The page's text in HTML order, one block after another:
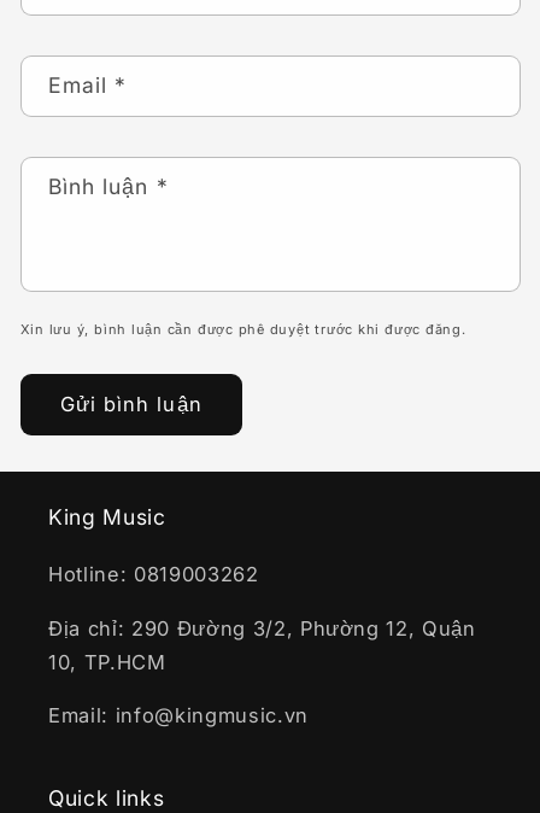
Email *
Bình luận *
Xin lưu ý, bình luận cần được phê duyệt trước khi được đăng.
King Music
Hotline: 0819003262
Địa chỉ: 290 Đường 3/2, Phường 12, Quận
10, TP.HCM
Email: info@kingmusic.vn
Quick links